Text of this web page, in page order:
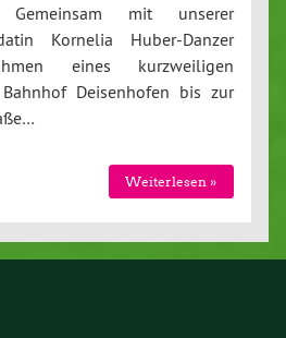
Gemeinsam mit unserer
Kornelia Huber-Danzer
eines kurzweiligen
Deisenhofen bis zur
Weiterlesen »